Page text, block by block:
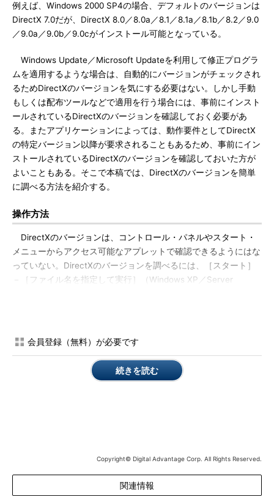
例えば、Windows 2000 SP4の場合、デフォルトのバージョンは
DirectX 7.0だが、DirectX 8.0／8.0a／8.1／8.1a／8.1b／8.2／9.0
／9.0a／9.0b／9.0cがインストール可能となっている。
Windows Update／Microsoft Updateを利用して修正プログラ
ムを適用するような場合は、自動的にバージョンがチェックされ
るためDirectXのバージョンを気にする必要はない。しかし手動
もしくは配布ツールなどで適用を行う場合には、事前にインスト
ールされているDirectXのバージョンを確認しておく必要があ
る。またアプリケーションによっては、動作要件としてDirectX
の特定バージョン以降が要求されることもあるため、事前にイン
ストールされているDirectXのバージョンを確認しておいた方が
よいこともある。そこで本稿では、DirectXのバージョンを簡単
に調べる方法を紹介する。
操作方法
DirectXのバージョンは、コントロール・パネルやスタート・
メニューからアクセス可能なアプレットで確認できるようにはな
っていない。DirectXのバージョンを調べるには、［スタート］
－［ファイル名を指定して実行］（Windows XP／Server
ンターネットの接続に関する警告ダイアログが表示されることが
あるが、この場合、［はい］ボタンをクリックすること。
DirectX診断ツールの［システム］タブの「DirectXのバージョ
は、残念ながらこの［DirectXファイル］タブがなくなってお
り、構成するファイルのバージョンまでは確認できない。
会員登録（無料）が必要です
続きを読む
Copyright© Digital Advantage Corp. All Rights Reserved.
関連情報